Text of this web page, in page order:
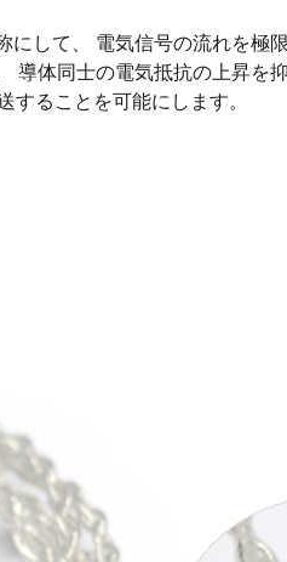
して、 電気信号の流れを極
導体同士の電気抵抗の上昇を
することを可能にします。